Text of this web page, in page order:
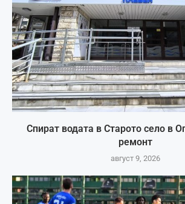
Спират водата в Старото село в
ремонт
август 9, 2026